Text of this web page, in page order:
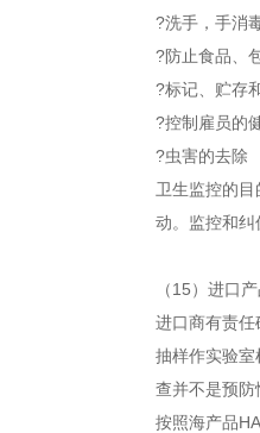
?洗手，手消
?防止食品、
?标记、贮存
?控制雇员的
?虫害的去除
卫生监控的
动。监控和
（15）进口
进口商有责
抽样作实验
查并不是预
按照海产品